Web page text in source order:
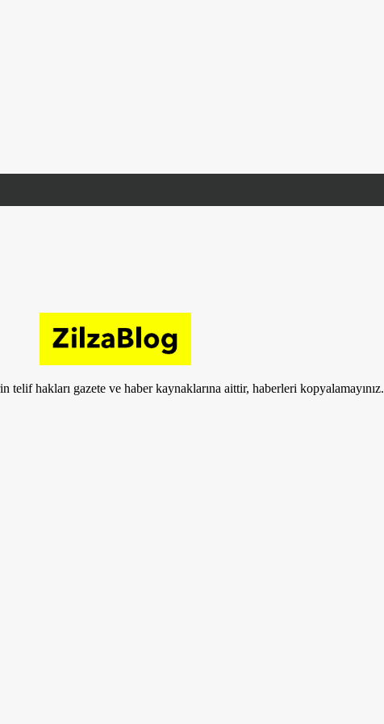
telif hakları gazete ve haber kaynaklarına aittir, haberleri kopyalamayınız.